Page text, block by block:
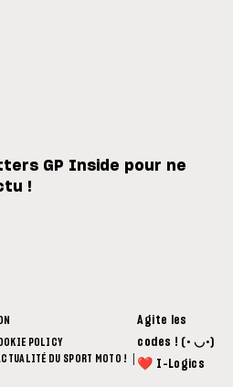
GP Inside pour ne
!
POLICY
DU SPORT MOTO ! |
Agite les
codes ! (• ◡•)
❤ I-Logics